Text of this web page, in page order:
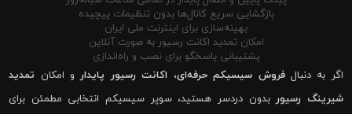
بازگشایی سریع کانال‌ها بدون تنظیمات پیچیده
بهینه‌سازی برای اینترنت ملی ایران
امکان تمدید اکانت رسیور به صورت آنلاین
پشتیبانی پاسخگو برای نصب و راه‌اندازی
اگر به دنبالفروش سیسیکم حرفه‌ای، اکانت رسیور پایدارو امکان تمدید
شیرینگ رسیوربدون دردسر هستید، سوپر سیسیکم انتخابی مطمئن برای